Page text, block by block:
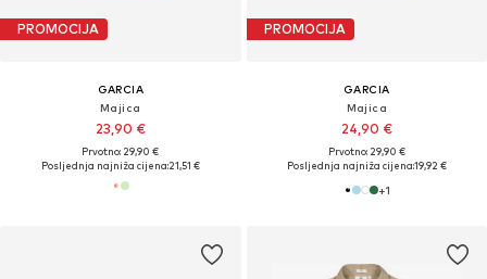
PROMOCIJA
GARCIA
Majica
23,90 €
Prvotno: 29,90 €
Posljednja najniža cijena:21,51 €
PROMOCIJA
GARCIA
Majica
24,90 €
Prvotno: 29,90 €
Posljednja najniža cijena:19,92 €
+1